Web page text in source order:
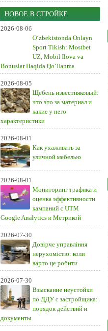
НОВОЕ В СТРОЙКЕ
2026-08-06
O‘zbekistonda Onlayn
Sport Tikish: Mostbet
UZ, Mobil Ilova va
Bonuslar Haqida Qo‘llanma
2026-08-05
Щебень известняковый:
что это за материал и
какие у него
характеристики
2026-08-01
Как ухаживать за
уличной мебелью
2026-08-01
Мониторинг трафика и
оценка эффективности
кампаний с UTM
Google Analytics и Метрикой
2026-07-30
Довірче управління
нерухомістю: коли
варто це робити
2026-07-30
Взыскание неустойки
по ДДУ с застройщика:
порядок действий и
документы